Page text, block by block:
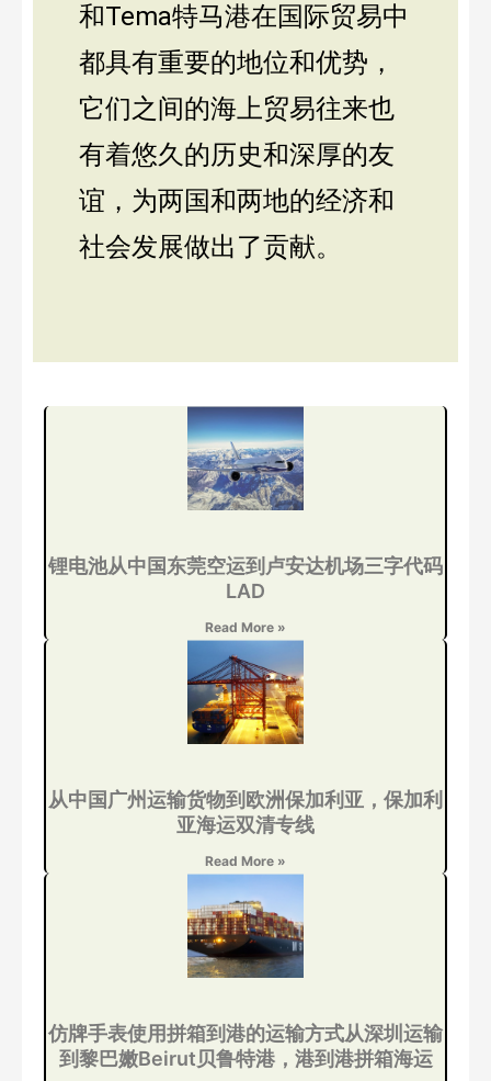
和Tema特马港在国际贸易中
都具有重要的地位和优势，
它们之间的海上贸易往来也
有着悠久的历史和深厚的友
谊，为两国和两地的经济和
社会发展做出了贡献。
锂电池从中国东莞空运到卢安达机场三字代码
LAD
Read More »
从中国广州运输货物到欧洲保加利亚，保加利
亚海运双清专线
Read More »
仿牌手表使用拼箱到港的运输方式从深圳运输
到黎巴嫩Beirut贝鲁特港，港到港拼箱海运